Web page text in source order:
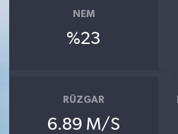
NEM
%23
RÜZGAR
6.89 M/S